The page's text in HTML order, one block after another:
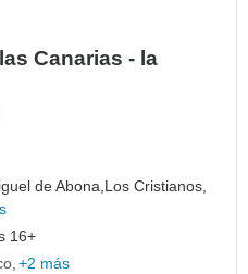
Canarias - la
de Abona, Los Cristianos,
16+
+2 más